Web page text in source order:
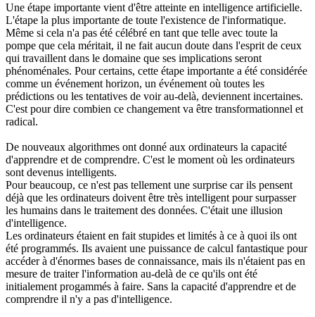
Une étape importante vient d'être atteinte en intelligence artificielle.
L'étape la plus importante de toute l'existence de l'informatique.
Même si cela n'a pas été célébré en tant que telle avec toute la
pompe que cela méritait, il ne fait aucun doute dans l'esprit de ceux
qui travaillent dans le domaine que ses implications seront
phénoménales. Pour certains, cette étape importante a été considérée
comme un événement horizon, un événement où toutes les
prédictions ou les tentatives de voir au-delà, deviennent incertaines.
C'est pour dire combien ce changement va être transformationnel et
radical.
De nouveaux algorithmes ont donné aux ordinateurs la capacité
d'apprendre et de comprendre. C'est le moment où les ordinateurs
sont devenus intelligents.
Pour beaucoup, ce n'est pas tellement une surprise car ils pensent
déjà que les ordinateurs doivent être très intelligent pour surpasser
les humains dans le traitement des données. C'était une illusion
d'intelligence.
Les ordinateurs étaient en fait stupides et limités à ce à quoi ils ont
été programmés. Ils avaient une puissance de calcul fantastique pour
accéder à d'énormes bases de connaissance, mais ils n'étaient pas en
mesure de traiter l'information au-delà de ce qu'ils ont été
initialement progammés à faire. Sans la capacité d'apprendre et de
comprendre il n'y a pas d'intelligence.